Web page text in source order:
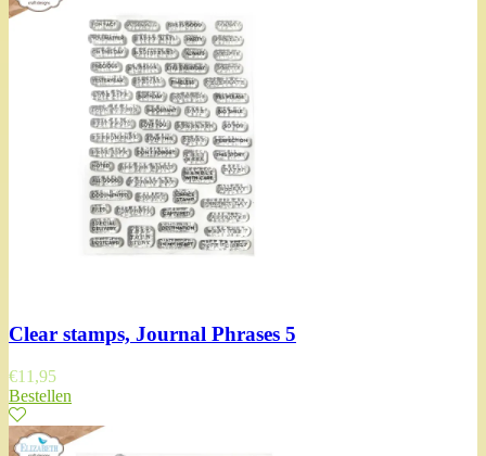
Clear stamps, Journal Phrases 5
€11,95
Bestellen